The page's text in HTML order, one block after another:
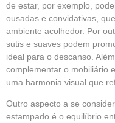
de estar, por exemplo,
ousadas e convidativas,
ambiente acolhedor. Por
sutis e suaves podem
ideal para o descanso.
complementar o mobiliário
uma harmonia visual que
Outro aspecto a se
estampado é o equilíbrio